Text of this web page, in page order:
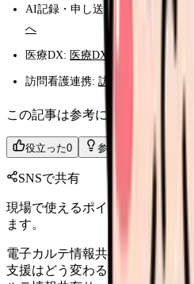
AI記録・申し送り:
看護記録・
へ
医療DX: 医療DXで看護師の仕事
訪問看護連携: 訪問看護に向いて
この記事は参考になりましたか？
役立った0 参考になった
SNSで共有
現場で使えるポイントを、同僚
ます。
電子カルテ情報共有サービスと
支援はどう変わる 厚生労働省が